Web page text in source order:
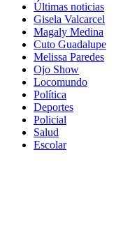
Últimas noticias
Gisela Valcarcel
Magaly Medina
Cuto Guadalupe
Melissa Paredes
Ojo Show
Locomundo
Política
Deportes
Policial
Salud
Escolar